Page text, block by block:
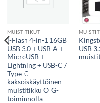
MUISTITIKUT
i-Flash 4-in-1 16GB
USB 3.0 + USB-A +
MicroUSB +
Lightning + USB-C /
Type-C
kaksoiskäyttöinen
muistitikku OTG-
toiminnolla
USB